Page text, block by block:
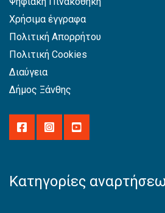
Χρήσιμα έγγραφα
Πολιτική Απορρήτου
Πολιτική Cookies
Διαύγεια
Δήμος Ξάνθης
Κατηγορίες